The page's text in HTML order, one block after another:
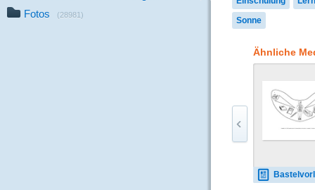
Fotos (28981)
Sonne
Ähnliche
Bastelvorlage-Sonnenkappe-